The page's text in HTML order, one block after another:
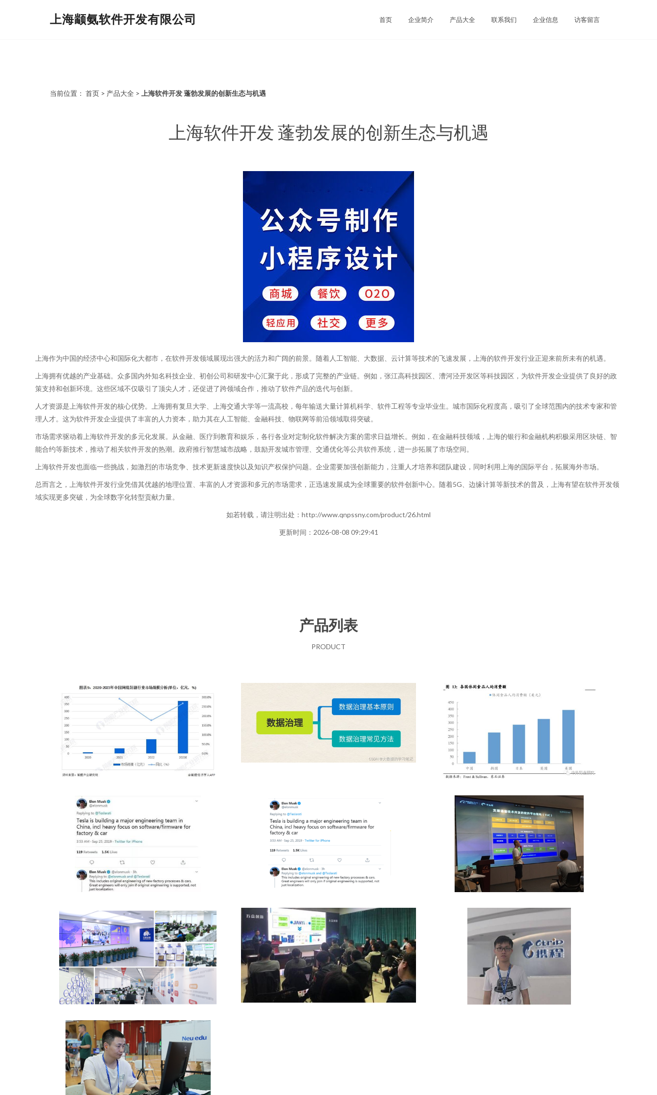
上海颛氨软件开发有限公司 首页 企业简介 产品大全 联系我们 企业信息 访客留言
当前位置： 首页 > 产品大全 > 上海软件开发 蓬勃发展的创新生态与机遇
上海软件开发 蓬勃发展的创新生态与机遇
上海作为中国的经济中心和国际化大都市，在软件开发领域展现出强大的活力和广阔的前景。随着人工智能、大数据、云计算等技术的飞速发展，上海的软件开发行业正迎来前所未有的机遇。
上海拥有优越的产业基础。众多国内外知名科技企业、初创公司和研发中心汇聚于此，形成了完整的产业链。例如，张江高科技园区、漕河泾开发区等科技园区，为软件开发企业提供了良好的政
策支持和创新环境。这些区域不仅吸引了顶尖人才，还促进了跨领域合作，推动了软件产品的迭代与创新。
人才资源是上海软件开发的核心优势。上海拥有复旦大学、上海交通大学等一流高校，每年输送大量计算机科学、软件工程等专业毕业生。城市国际化程度高，吸引了全球范围内的技术专家和管
理人才。这为软件开发企业提供了丰富的人力资本，助力其在人工智能、金融科技、物联网等前沿领域取得突破。
市场需求驱动着上海软件开发的多元化发展。从金融、医疗到教育和娱乐，各行各业对定制化软件解决方案的需求日益增长。例如，在金融科技领域，上海的银行和金融机构积极采用区块链、智
能合约等新技术，推动了相关软件开发的热潮。政府推行智慧城市战略，鼓励开发城市管理、交通优化等公共软件系统，进一步拓展了市场空间。
上海软件开发也面临一些挑战，如激烈的市场竞争、技术更新速度快以及知识产权保护问题。企业需要加强创新能力，注重人才培养和团队建设，同时利用上海的国际平台，拓展海外市场。
总而言之，上海软件开发行业凭借其优越的地理位置、丰富的人才资源和多元的市场需求，正迅速发展成为全球重要的软件创新中心。随着5G、边缘计算等新技术的普及，上海有望在软件开发领
域实现更多突破，为全球数字化转型贡献力量。
如若转载，请注明出处：http://www.qnpssny.com/product/26.html
更新时间：2026-08-08 09:29:41
产品列表
PRODUCT